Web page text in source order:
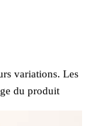
variations. Les
du produit